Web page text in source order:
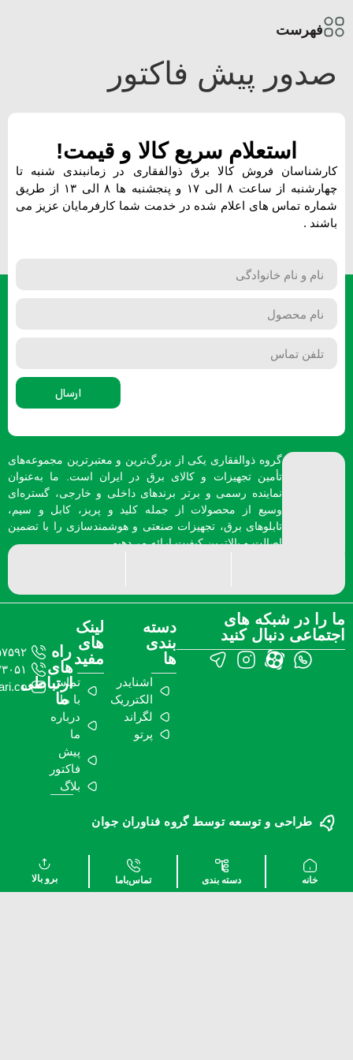
پیش فاکتور
سریع کالا و قیمت!
فروش کالا برق ذوالفقاری در زمانبندی شنبه تا
ها ۸ الی ۱۳ از طریق
های اعلام شدهدر خدمت شما کارفرمایان عزیز می
گروه ذوالفقاری یکی از بزرگ‌ترین و معتبرترین مجموعه‌های
تأمین تجهیزات و کالای برق در ایران است. ما به‌عنوان
نماینده رسمی و برتر برندهای داخلی و خارجی، گستره‌ای
وسیع از محصولات از جمله کلید و پریز، کابل و سیم،
تابلوهای برق، تجهیزات صنعتی و هوشمندسازی را با تضمین
اصالت و بالاترین کیفیت ارائه می‌دهیم.
های
کنید
دسته
بندی
ها
لینک
های
مفید
تماس
با ما
درباره
ما
ارتباطی
ما
۰۹۱۲۵۳۵۷۵۹۲
۰۹۱۲۵۷۷۳۰۵۱
info@zolfaghari.co
و توسعه توسط گروه فناوران جوان
دسته بندی تماس‌با‌ما برو بالا